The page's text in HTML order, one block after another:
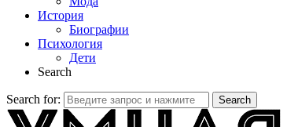
История
Биографии
Психология
Дети
Search
Search for: Search